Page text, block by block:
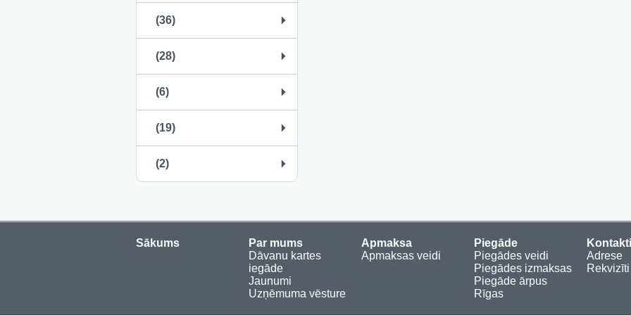
(36)
(28)
(6)
(19)
(2)
Sākums
Par mums
Dāvanu kartes
iegāde
Jaunumi
Uzņēmuma vēsture
Apmaksa
Apmaksas veidi
Piegāde
Piegādes veidi
Piegādes izmaksas
Piegāde ārpus
Rīgas
Kontakti
Adrese
Rekvizīti